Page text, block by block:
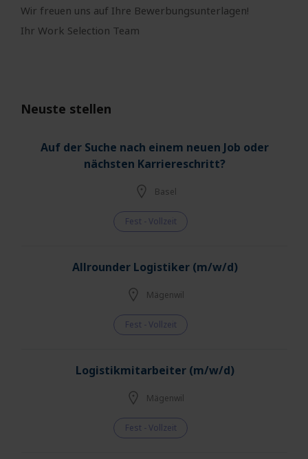
Wir freuen uns auf Ihre Bewerbungsunterlagen!
Ihr Work Selection Team
Neuste stellen
Auf der Suche nach einem neuen Job oder
nächsten Karriereschritt?
Basel
Fest - Vollzeit
Allrounder Logistiker (m/w/d)
Mägenwil
Fest - Vollzeit
Logistikmitarbeiter (m/w/d)
Mägenwil
Fest - Vollzeit